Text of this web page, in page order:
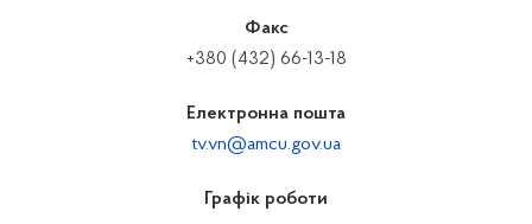
Факс
+380 (432) 66-13-18
Електронна пошта
tv.vn@amcu.gov.ua
Графік роботи